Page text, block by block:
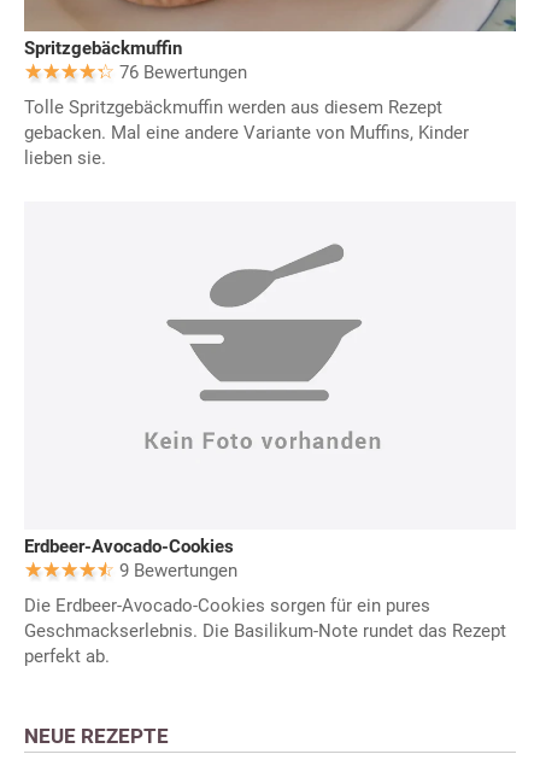
Spritzgebäckmuffin
76 Bewertungen
Tolle Spritzgebäckmuffin werden aus diesem Rezept
gebacken. Mal eine andere Variante von Muffins, Kinder
lieben sie.
Erdbeer-Avocado-Cookies
9 Bewertungen
Die Erdbeer-Avocado-Cookies sorgen für ein pures
Geschmackserlebnis. Die Basilikum-Note rundet das Rezept
perfekt ab.
NEUE REZEPTE